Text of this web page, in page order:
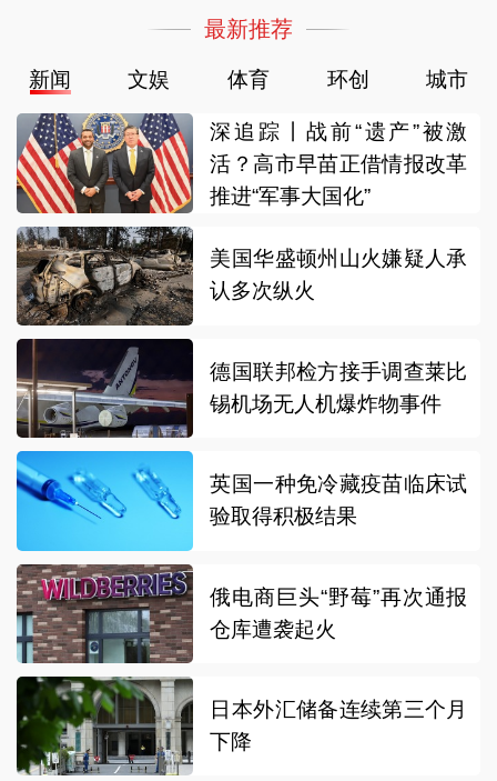
最新推荐
新闻 文娱 体育 环创 城市
深追踪丨战前“遗产”被激
活？高市早苗正借情报改革
推进“军事大国化”
美国华盛顿州山火嫌疑人承
认多次纵火
德国联邦检方接手调查莱比
锡机场无人机爆炸物事件
英国一种免冷藏疫苗临床试
验取得积极结果
俄电商巨头“野莓”再次通报
仓库遭袭起火
日本外汇储备连续第三个月
下降